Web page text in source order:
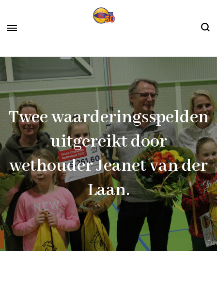
to
(Press
Enter)
Lisse
Twee waarderingsspelden
uitgereikt door
wethouder Jeanet van der
Laan.